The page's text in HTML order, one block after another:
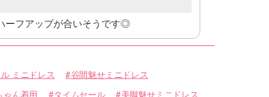
ーフアップが合いそうです◎
ミニドレス 谷間魅せミニドレス
ゃん着用 タイムセール 美脚魅せミニドレス